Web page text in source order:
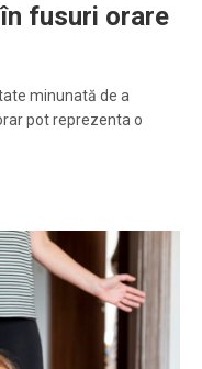
fusuri orare
minunată de a
pot reprezenta o